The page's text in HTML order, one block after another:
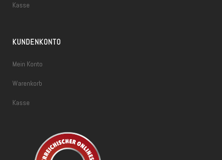
Kasse
KUNDENKONTO
Mein Konto
Warenkorb
Kasse